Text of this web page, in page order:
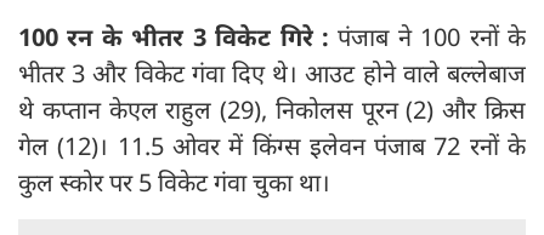
100 रन के भीतर 3 विकेट गिरे :पंजाब ने 100 रनों के
भीतर 3 और विकेट गंवा दिए थे। आउट होने वाले बल्लेबाज
थे कप्तान केएल राहुल (29), निकोलस पूरन (2) और क्रिस
गेल (12)। 11.5 ओवर में किंग्स इलेवन पंजाब 72 रनों के
कुल स्कोर पर 5 विकेट गंवा चुका था।